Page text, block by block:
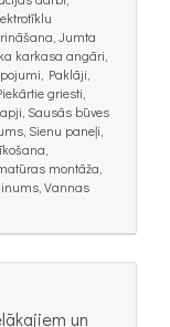
Jumta
karkasa angāri,
Paklāji,
griesti,
Sausās būves
Sienu paneļi,
montāža,
Vannas
un